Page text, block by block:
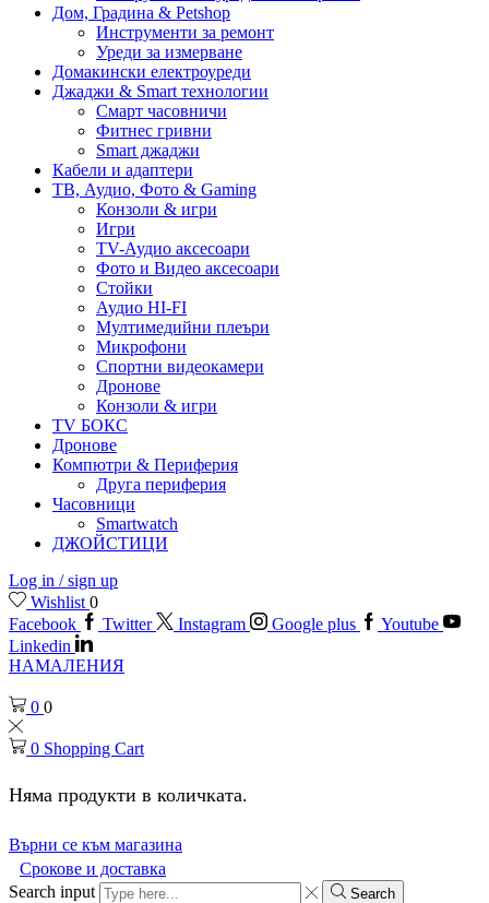
Дом, Градина & Petshop
Инструменти за ремонт
Уреди за измерване
Домакински електроуреди
Джаджи & Smart технологии
Смарт часовничи
Фитнес гривни
Smart джаджи
Кабели и адаптери
ТВ, Аудио, Фото & Gaming
Конзоли & игри
Игри
TV-Аудио аксесоари
Фото и Видео аксесоари
Стойки
Аудио HI-FI
Мултимедийни плеъри
Микрофони
Спортни видеокамери
Дронове
Конзоли & игри
TV БОКС
Дронове
Компютри & Периферия
Друга периферия
Часовници
Smartwatch
ДЖОЙСТИЦИ
Log in / sign up
Wishlist 0
Facebook
Twitter Instagram Google plus
Youtube
Linkedin
НАМАЛЕНИЯ
0 0
0 Shopping Cart
Няма продукти в количката.
Върни се към магазина
Срокове и доставка
Search input
Search